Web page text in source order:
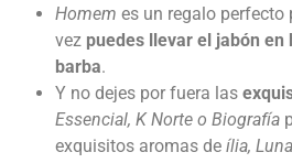
Homem es un regalo perfecto
vez puedes llevar el jabón
barba.
Y no dejes por fuera las
Essencial, K Norte o Biografía
exquisitos aromas de ília,